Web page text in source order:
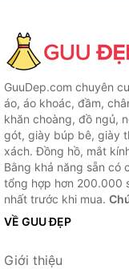
GuuDep.com chuyên
áo, áo khoác, đầm,
khăn choàng, đồ ngủ,
gót, giày búp bê, giày
xách. Đồng hồ, mắt
Bằng khả năng sẵn có
tổng hợp hơn 200.000
nhất trước khi mua.
VỀ GUU ĐẸP
Giới thiệu